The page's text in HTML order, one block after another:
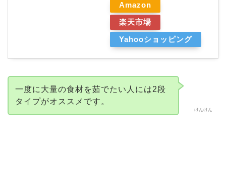
Amazon
楽天市場
Yahooショッピング
けんけん
一度に大量の食材を茹でたい人には2段
タイプがオススメです。